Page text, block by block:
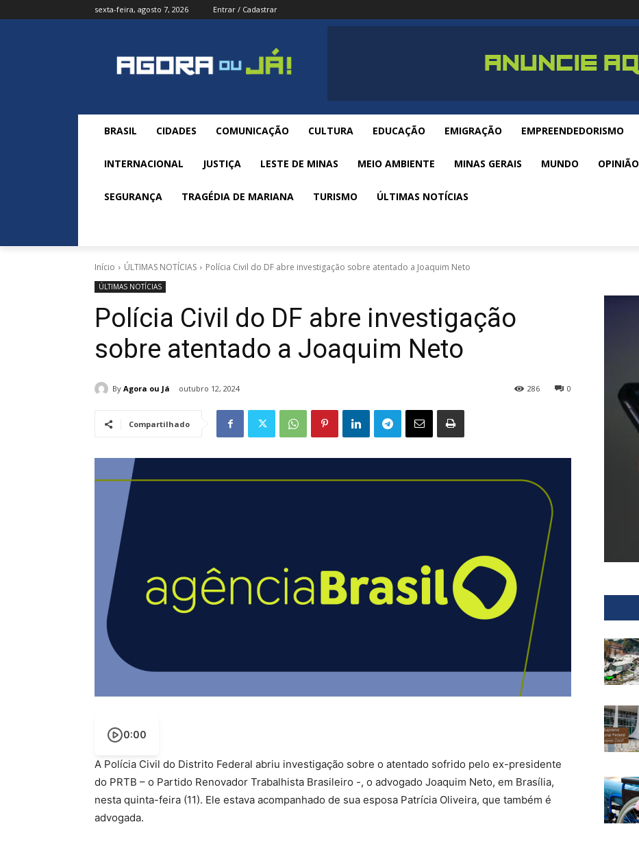
sexta-feira, agosto 7, 2026 Entrar / Cadastrar
BRASIL CIDADES COMUNICAÇÃO CULTURA EDUCAÇÃO EMIGRAÇÃO EMPREENDEDORISMO
INTERNACIONAL JUSTIÇA LESTE DE MINAS MEIO AMBIENTE MINAS GERAIS MUNDO OPINIÃO
SEGURANÇA TRAGÉDIA DE MARIANA TURISMO ÚLTIMAS NOTÍCIAS
Início ÚLTIMAS NOTÍCIAS Polícia Civil do DF abre investigação sobre atentado a Joaquim Neto
ÚLTIMAS NOTÍCIAS
Polícia Civil do DF abre investigação
sobre atentado a Joaquim Neto
By Agora ou Já outubro 12, 2024 0
286
Compartilhado
0:00
A Polícia Civil do Distrito Federal abriu investigação sobre o atentado sofrido pelo ex-presidente
do PRTB – o Partido Renovador Trabalhista Brasileiro -, o advogado Joaquim Neto, em Brasília,
nesta quinta-feira (11). Ele estava acompanhado de sua esposa Patrícia Oliveira, que também é
advogada.